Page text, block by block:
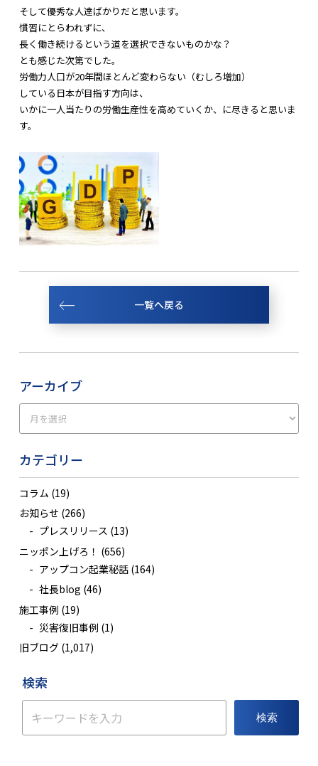
そして優秀な人達ばかりだと思います。
慣習にとらわれずに、
長く働き続けるという道を選択できないものかな？
とも感じた次第でした。
労働力人口が20年間ほとんど変わらない（むしろ増加）
している日本が目指す方向は、
いかに一人当たりの労働生産性を高めていくか、に尽きると思いま
す。
一覧へ戻る
アーカイブ
カテゴリー
コラム (19)
お知らせ (266)
プレスリリース (13)
ニッポン上げろ！ (656)
アップコン起業秘話(164)
社長blog (46)
施工事例 (19)
災害復旧事例 (1)
旧ブログ(1,017)
検索
検索